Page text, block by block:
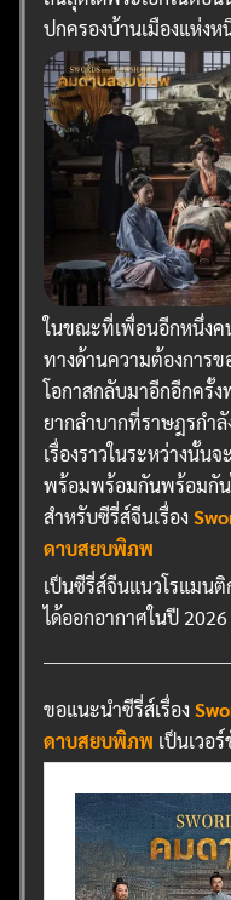
ปกครองบ้านเมืองแห่งห
ในขณะที่เพื่อนอีกหนึ่งค
ทางด้านความต้องการข
โอกาสกลับมาอีกอีกครั้
ยากลำบากที่ราษฎรกำลั
เรื่องราวในระหว่างนั้น
พร้อมพร้อมกันพร้อมกั
สำหรับซีรี่ส์จีนเรื่อง
ดาบสยบพิภพ
เป็นซีรี่ส์จีนแนวโรแมน
ได้ออกอากาศในปี 2026
ขอแนะนำซีรี่ส์เรื่อง
ดาบสยบพิภพ เป็นเวอ